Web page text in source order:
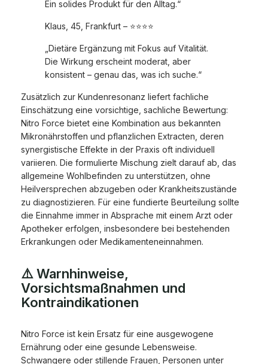
Ein solides Produkt für den Alltag.“
Klaus, 45, Frankfurt – ⭐⭐⭐⭐
„Dietäre Ergänzung mit Fokus auf Vitalität.
Die Wirkung erscheint moderat, aber
konsistent – genau das, was ich suche.“
Zusätzlich zur Kundenresonanz liefert fachliche
Einschätzung eine vorsichtige, sachliche Bewertung:
Nitro Force bietet eine Kombination aus bekannten
Mikronährstoffen und pflanzlichen Extracten, deren
synergistische Effekte in der Praxis oft individuell
variieren. Die formulierte Mischung zielt darauf ab, das
allgemeine Wohlbefinden zu unterstützen, ohne
Heilversprechen abzugeben oder Krankheitszustände
zu diagnostizieren. Für eine fundierte Beurteilung sollte
die Einnahme immer in Absprache mit einem Arzt oder
Apotheker erfolgen, insbesondere bei bestehenden
Erkrankungen oder Medikamenteneinnahmen.
⚠️ Warnhinweise,
Vorsichtsmaßnahmen und
Kontraindikationen
Nitro Force ist kein Ersatz für eine ausgewogene
Ernährung oder eine gesunde Lebensweise.
Schwangere oder stillende Frauen, Personen unter